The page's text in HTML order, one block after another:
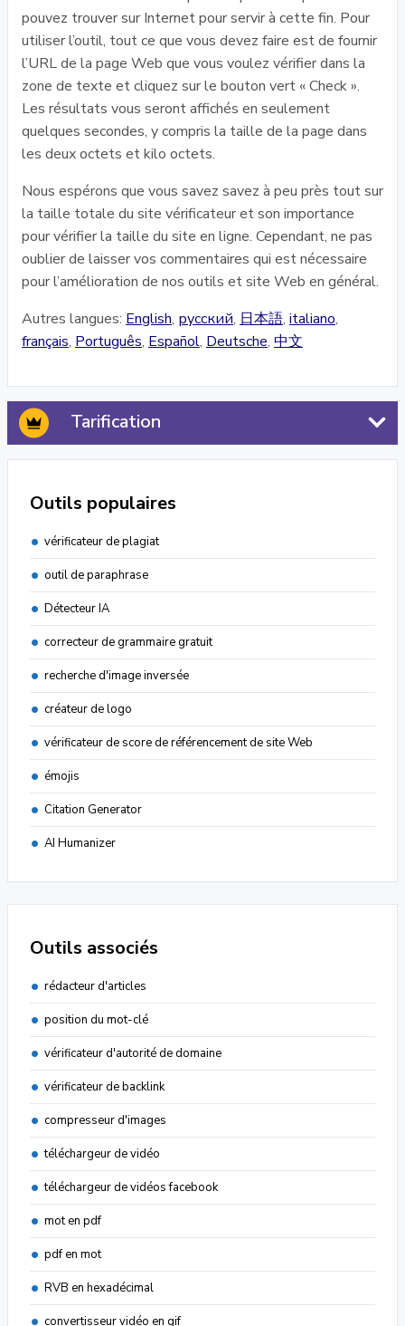
pouvez trouver sur Internet pour servir à cette fin. Pour
utiliser l’outil, tout ce que vous devez faire est de fournir
l’URL de la page Web que vous voulez vérifier dans la
zone de texte et cliquez sur le bouton vert « Check ».
Les résultats vous seront affichés en seulement
quelques secondes, y compris la taille de la page dans
les deux octets et kilo octets.
Nous espérons que vous savez savez à peu près tout sur
la taille totale du site vérificateur et son importance
pour vérifier la taille du site en ligne. Cependant, ne pas
oublier de laisser vos commentaires qui est nécessaire
pour l’amélioration de nos outils et site Web en général.
Autres langues: English, русский, 日本語, italiano,
français, Português, Español, Deutsche, 中文
Tarification
Outils populaires
vérificateur de plagiat
outil de paraphrase
Détecteur IA
correcteur de grammaire gratuit
recherche d'image inversée
créateur de logo
vérificateur de score de référencement de site Web
émojis
Citation Generator
AI Humanizer
Outils associés
rédacteur d'articles
position du mot-clé
vérificateur d'autorité de domaine
vérificateur de backlink
compresseur d'images
téléchargeur de vidéo
téléchargeur de vidéos facebook
mot en pdf
pdf en mot
RVB en hexadécimal
convertisseur vidéo en gif